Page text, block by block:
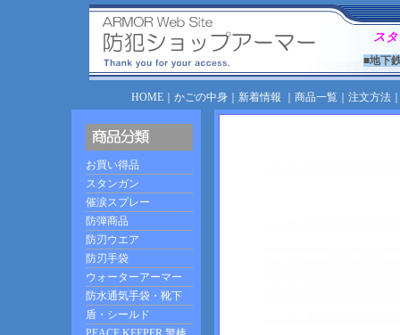
ス
■地下
HOME｜ かごの中身｜ 新着情報 商品一覧｜ 注文方法